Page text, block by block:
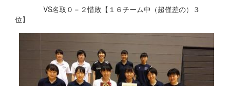
VS名取０－２惜敗【１６チーム中（超僅差の）３
位】